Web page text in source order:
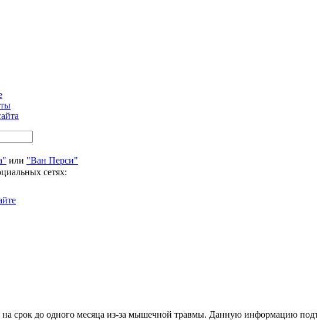
или "Ван Перси"
сетях:
срок до одного месяца из-за мышечной травмы. Данную информацию